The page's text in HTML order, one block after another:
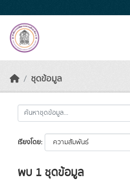
ชุดข้อมูล
เรียงโดย
พบ 1 ชุดข้อมูล